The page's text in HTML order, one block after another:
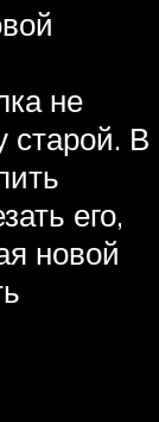
не
старой. В
его,
новой